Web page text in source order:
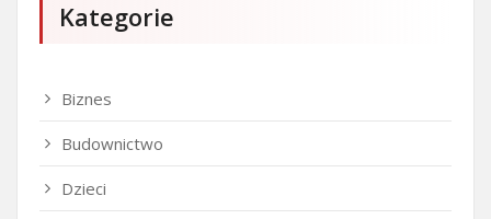
Kategorie
Biznes
Budownictwo
Dzieci